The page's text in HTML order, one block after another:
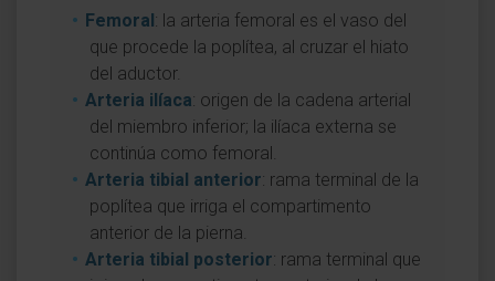
Femoral: la arteria femoral es el vaso del
que procede la poplítea, al cruzar el hiato
del aductor.
Arteria ilíaca: origen de la cadena arterial
del miembro inferior; la ilíaca externa se
continúa como femoral.
Arteria tibial anterior: rama terminal de la
poplítea que irriga el compartimento
anterior de la pierna.
Arteria tibial posterior: rama terminal que